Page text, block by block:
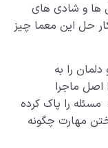
0/14
خلقت ما
قبولی
ها و شادی های
حل این معما چیز
را به
اصل ماجرا
را پاک کرده
مهارت چگونه